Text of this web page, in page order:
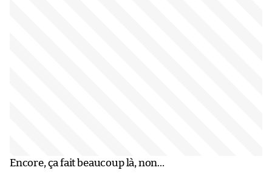
Encore, ça fait beaucoup là, non…